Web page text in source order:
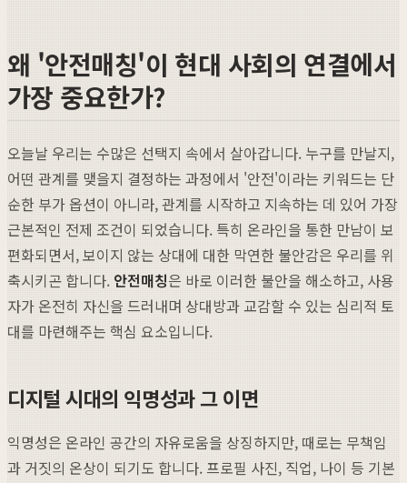
왜 '안전매칭'이 현대 사회의 연결에서
가장 중요한가?
오늘날 우리는 수많은 선택지 속에서 살아갑니다. 누구를 만날지,
어떤 관계를 맺을지 결정하는 과정에서 '안전'이라는 키워드는 단
순한 부가 옵션이 아니라, 관계를 시작하고 지속하는 데 있어 가장
근본적인 전제 조건이 되었습니다. 특히 온라인을 통한 만남이 보
편화되면서, 보이지 않는 상대에 대한 막연한 불안감은 우리를 위
축시키곤 합니다. 안전매칭은 바로 이러한 불안을 해소하고, 사용
자가 온전히 자신을 드러내며 상대방과 교감할 수 있는 심리적 토
대를 마련해주는 핵심 요소입니다.
디지털 시대의 익명성과 그 이면
익명성은 온라인 공간의 자유로움을 상징하지만, 때로는 무책임
과 거짓의 온상이 되기도 합니다. 프로필 사진, 직업, 나이 등 기본